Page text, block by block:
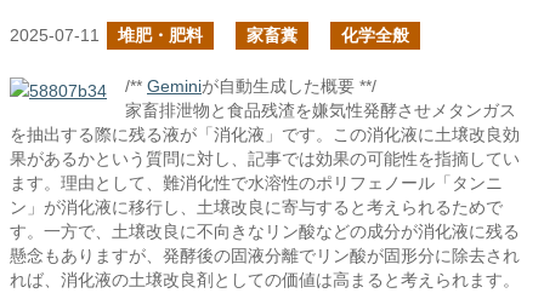
2025-07-11 堆肥・肥料 家畜糞 化学全般
/** Geminiが自動生成した概要 **/
家畜排泄物と食品残渣を嫌気性発酵させメタンガス
を抽出する際に残る液が「消化液」です。この消化液に土壌改良効
果があるかという質問に対し、記事では効果の可能性を指摘してい
ます。理由として、難消化性で水溶性のポリフェノール「タンニ
ン」が消化液に移行し、土壌改良に寄与すると考えられるためで
す。一方で、土壌改良に不向きなリン酸などの成分が消化液に残る
懸念もありますが、発酵後の固液分離でリン酸が固形分に除去され
れば、消化液の土壌改良剤としての価値は高まると考えられます。